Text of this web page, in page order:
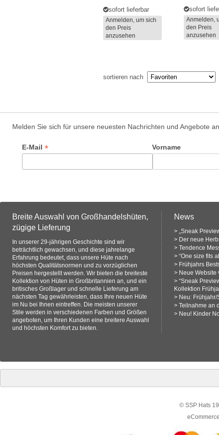
sofort lieferbar
Anmelden, um sich
den Preis
anzusehen
sofort
Anmelden,
den Preis
anzusehen
sortieren nach
Melden Sie sich für unsere neuesten Nachrichten und Angebote an
E-Mail * Vorname
Breite Auswahl von Großhandelshüten,
zügige Lieferung
In unserer 29-jährigen Geschichte sind wir
beträchtlich gewachsen, und diese jahrelange
Erfahrung bedeutet, dass unsere Hüte nach
höchsten Qualitätsnormen und zu vorzüglichen
Preisen hergestellt werden. Wir bieten die breiteste
Kollektion von Hüten in Großbritannien an, und ein
britisches Großlager und schnelle Lieferung am
nächsten Tag gewährleisten, dass Ihre neuen Hüte
im Nu bei Ihnen eintreffen. Die meisten unserer
Stile werden in verschiedenen Farben und Größen
angeboten, um Ihren Kunden eine breitere Auswahl
und höchsten Komfort zu bieten.
News
> „Sneak
> Der neue
> Tendence
> “One size fits
> Frühjahrs
> Neue Website
> “Sneak
Kollektion
> Neu:
> Teilnahme an
> Neu! Kinder
© SSP Hats